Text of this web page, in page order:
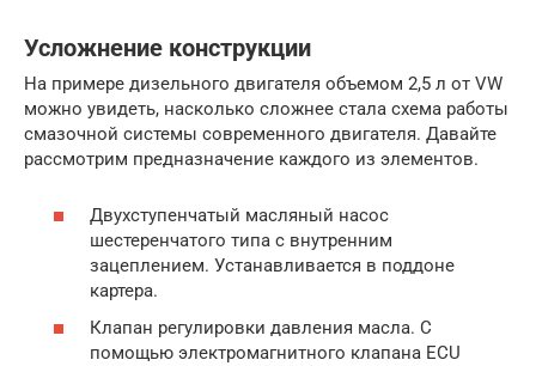
Усложнение конструкции
На примере дизельного двигателя объемом 2,5 л от VW
можно увидеть, насколько сложнее стала схема работы
смазочной системы современного двигателя. Давайте
рассмотрим предназначение каждого из элементов.
Двухступенчатый масляный насос
шестеренчатого типа с внутренним
зацеплением. Устанавливается в поддоне
картера.
Клапан регулировки давления масла. С
помощью электромагнитного клапана ECU